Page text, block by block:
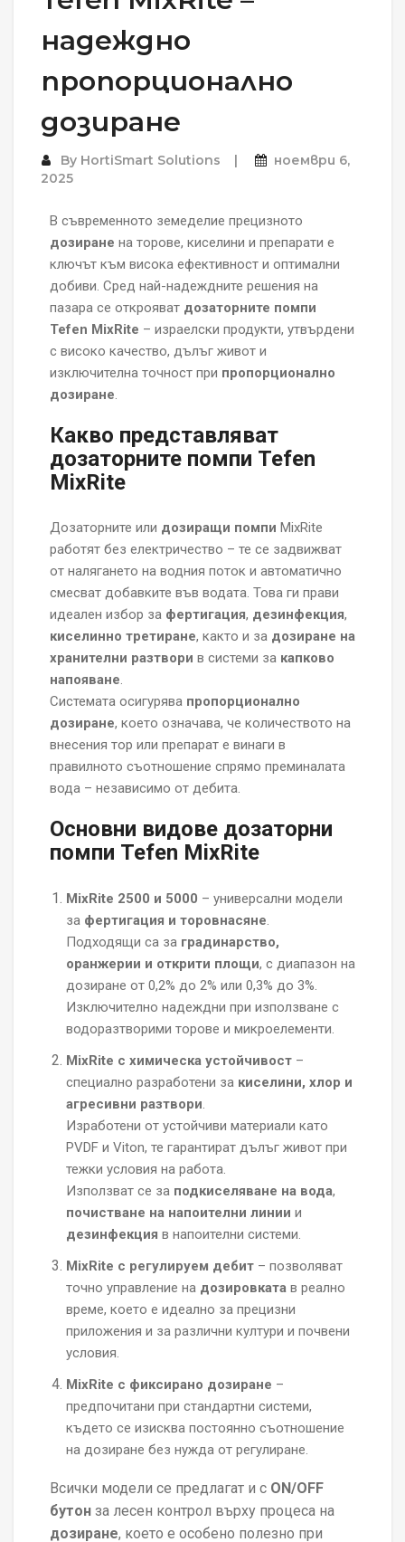
надеждно
пропорционално
дозиране
By HortiSmart Solutions
ноември 6,
2025
В съвременното земеделие прецизното
дозиране на торове, киселини и препарати е
ключът към висока ефективност и оптимални
добиви. Сред най-надеждните решения на
пазара се открояват дозаторните помпи
Tefen MixRite – израелски продукти, утвърдени
с високо качество, дълъг живот и
изключителна точност при пропорционално
дозиране.
Какво представляват
дозаторните помпи Tefen
MixRite
Дозаторните или дозиращи помпи MixRite
работят без електричество – те се задвижват
от налягането на водния поток и автоматично
смесват добавките във водата. Това ги прави
идеален избор за фертигация, дезинфекция,
киселинно третиране, както и за дозиране на
хранителни разтвори в системи за капково
напояване.
Системата осигурява пропорционално
дозиране, което означава, че количеството на
внесения тор или препарат е винаги в
правилното съотношение спрямо преминалата
вода – независимо от дебита.
Основни видове дозаторни
помпи Tefen MixRite
MixRite 2500 и 5000 – универсални модели
за фертигация и торовнасяне.
Подходящи са за градинарство,
оранжерии и открити площи, с диапазон на
дозиране от 0,2% до 2% или 0,3% до 3%.
Изключително надеждни при използване с
водоразтворими торове и микроелементи.
MixRite с химическа устойчивост –
специално разработени за киселини, хлор и
агресивни разтвори.
Изработени от устойчиви материали като
PVDF и Viton, те гарантират дълъг живот при
тежки условия на работа.
Използват се за подкиселяване на вода,
почистване на напоителни линии и
дезинфекция в напоителни системи.
MixRite с регулируем дебит – позволяват
точно управление на дозировката в реално
време, което е идеално за прецизни
приложения и за различни култури и почвени
условия.
MixRite с фиксирано дозиране –
предпочитани при стандартни системи,
където се изисква постоянно съотношение
на дозиране без нужда от регулиране.
Всички модели се предлагат и с ON/OFF
бутон за лесен контрол върху процеса на
дозиране, което е особено полезно при